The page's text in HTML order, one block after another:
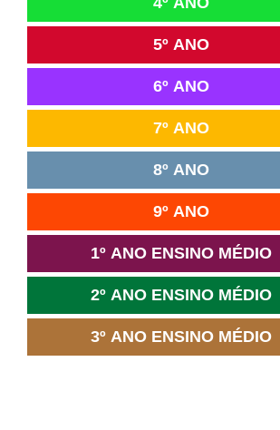
5º ANO
6º ANO
7º ANO
8º ANO
9º ANO
1º ANO ENSINO MÉDIO
2º ANO ENSINO MÉDIO
3º ANO ENSINO MÉDIO